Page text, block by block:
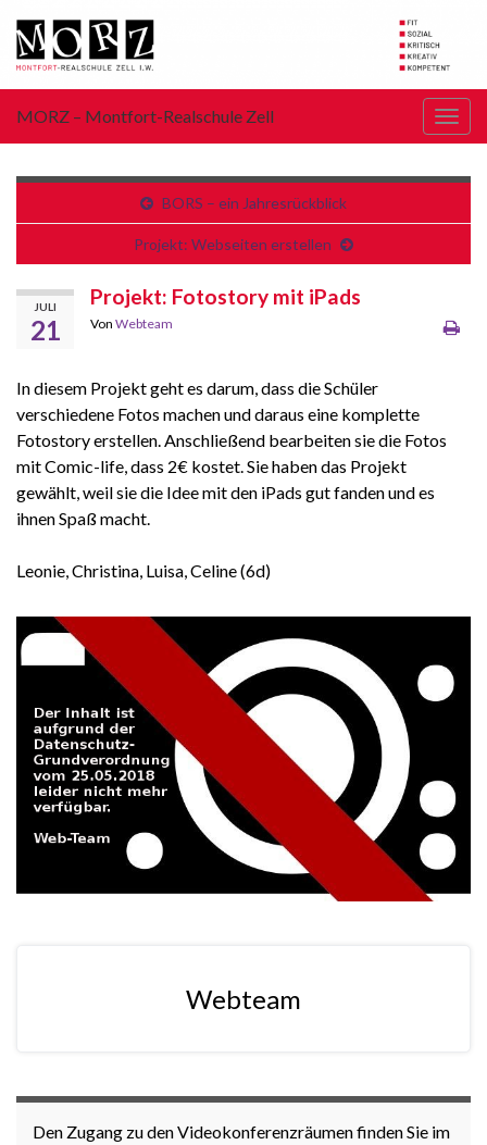
MORZ – Montfort-Realschule Zell
BORS – ein Jahresrückblick
Projekt: Webseiten erstellen
JULI
21
Projekt: Fotostory mit iPads
Von Webteam
In diesem Projekt geht es darum, dass die Schüler
verschiedene Fotos machen und daraus eine komplette
Fotostory erstellen. Anschließend bearbeiten sie die Fotos
mit Comic-life, dass 2€ kostet. Sie haben das Projekt
gewählt, weil sie die Idee mit den iPads gut fanden und es
ihnen Spaß macht.
Leonie, Christina, Luisa, Celine (6d)
Webteam
Den Zugang zu den Videokonferenzräumen finden Sie im